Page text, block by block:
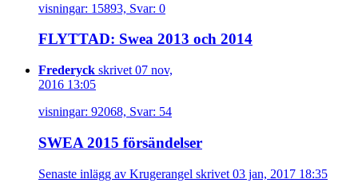
visningar: 15893, Svar: 0
FLYTTAD: Swea 2013 och 2014
Frederyck skrivet 07 nov,
2016 13:05
visningar: 92068, Svar: 54
SWEA 2015 försändelser
Senaste inlägg av Krugerangel skrivet 03 jan, 2017 18:35